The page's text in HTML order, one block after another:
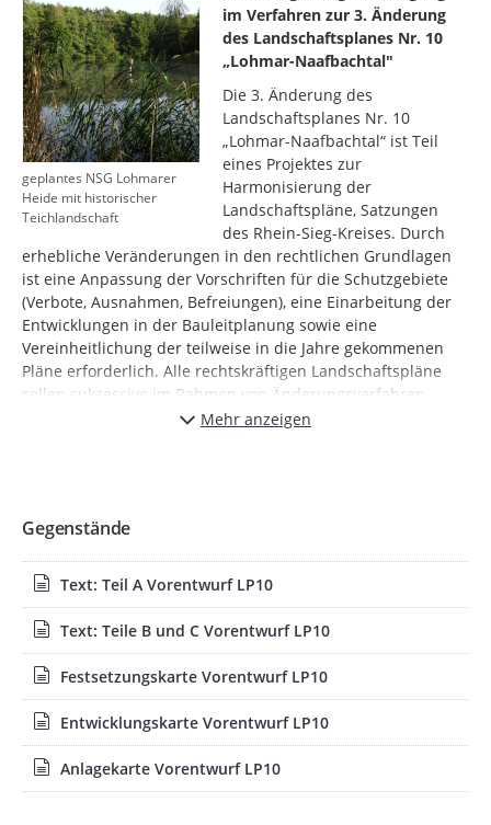
geplantes NSG Lohmarer
Heide mit historischer
Teichlandschaft
im Verfahren zur 3. Änderung
des Landschaftsplanes Nr. 10
„Lohmar-Naafbachtal"
Die 3. Änderung des
Landschaftsplanes Nr. 10
„Lohmar-Naafbachtal“ ist Teil
eines Projektes zur
Harmonisierung der
Landschaftspläne, Satzungen
des Rhein-Sieg-Kreises. Durch
erhebliche Veränderungen in den rechtlichen Grundlagen
ist eine Anpassung der Vorschriften für die Schutzgebiete
(Verbote, Ausnahmen, Befreiungen), eine Einarbeitung der
Entwicklungen in der Bauleitplanung sowie eine
Vereinheitlichung der teilweise in die Jahre gekommenen
Pläne erforderlich. Alle rechtskräftigen Landschaftspläne
sollen sukzessive im Rahmen von Änderungsverfahren
aktualisiert und in ein einheitliches Format gebracht
Beschluss des Kreistages am 06.12.2023 die
Planungsgrundlage für die Durchführung der frühzeitigen
Bürgerbeteiligung nach § 16 des
Landesnaturschutzgesetzes NRW ist. In diesem
Verfahrensschritt werden die Bürgerinnen und Bürger über
die Grundsätze und Ziele der Planung informiert. Aus den
Planunterlagen ist ersichtlich, ob Eigentumsflächen oder
Interessen von der Planung betroffen sein können. Den
Bürgerinnen und Bürgern wird Gelegenheit gegeben,
bereits in einem sehr frühen Planungsentwurfsstadium ihre
Belange in zukünftige Entscheidungen einzubringen.
Gemäß § 9 Landesnaturschutzgesetz NRW Abs. 1 Satz 4
erfolgt gleichzeitig die Beteiligung zur strategischen
Mehr anzeigen
Gegenstände
Text: Teil A Vorentwurf LP10
Text: Teile B und C Vorentwurf LP10
Festsetzungskarte Vorentwurf LP10
Entwicklungskarte Vorentwurf LP10
Anlagekarte Vorentwurf LP10